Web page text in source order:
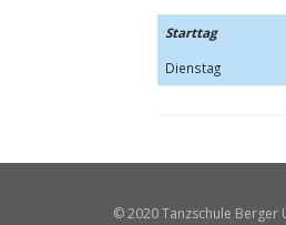
Starttag
Dienstag
© 2020 Tanzschule